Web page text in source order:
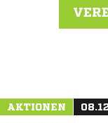
AKTIONEN